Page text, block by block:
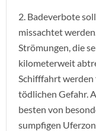
2. Badeverbote
missachtet
Strömungen, die
kilometerweit
Schifffahrt werden
tödlichen Gefahr.
besten von
sumpfigen